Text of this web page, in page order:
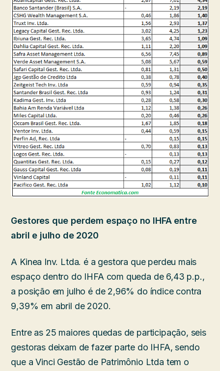
Gestores que perdem espaço no IHFA entre
abril e julho de 2020
A Kinea Inv. Ltda. é a gestora que perdeu mais
espaço dentro do IHFA com queda de 6,43 p.p.,
a posição em julho é de 2,96% do índice contra
9,39% em abril de 2020.
Entre as 25 maiores quedas de participação, seis
gestoras deixam de fazer parte do IHFA, sendo
que a Vinci Gestão de Patrimônio Ltda tem o